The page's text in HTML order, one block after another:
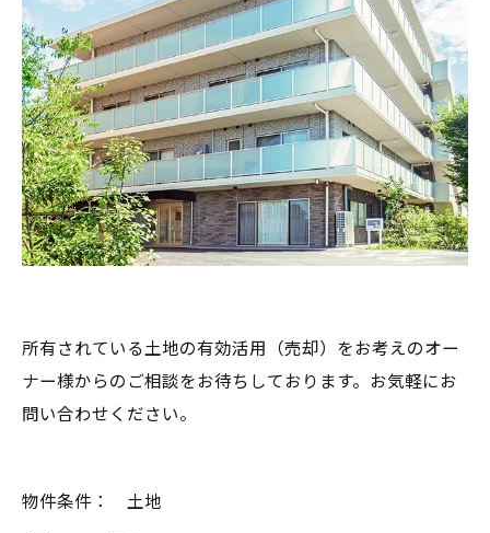
所有されている土地の有効活用（売却）をお考えのオー
ナー様からのご相談をお待ちしております。お気軽にお
問い合わせください。
物件条件： 土地